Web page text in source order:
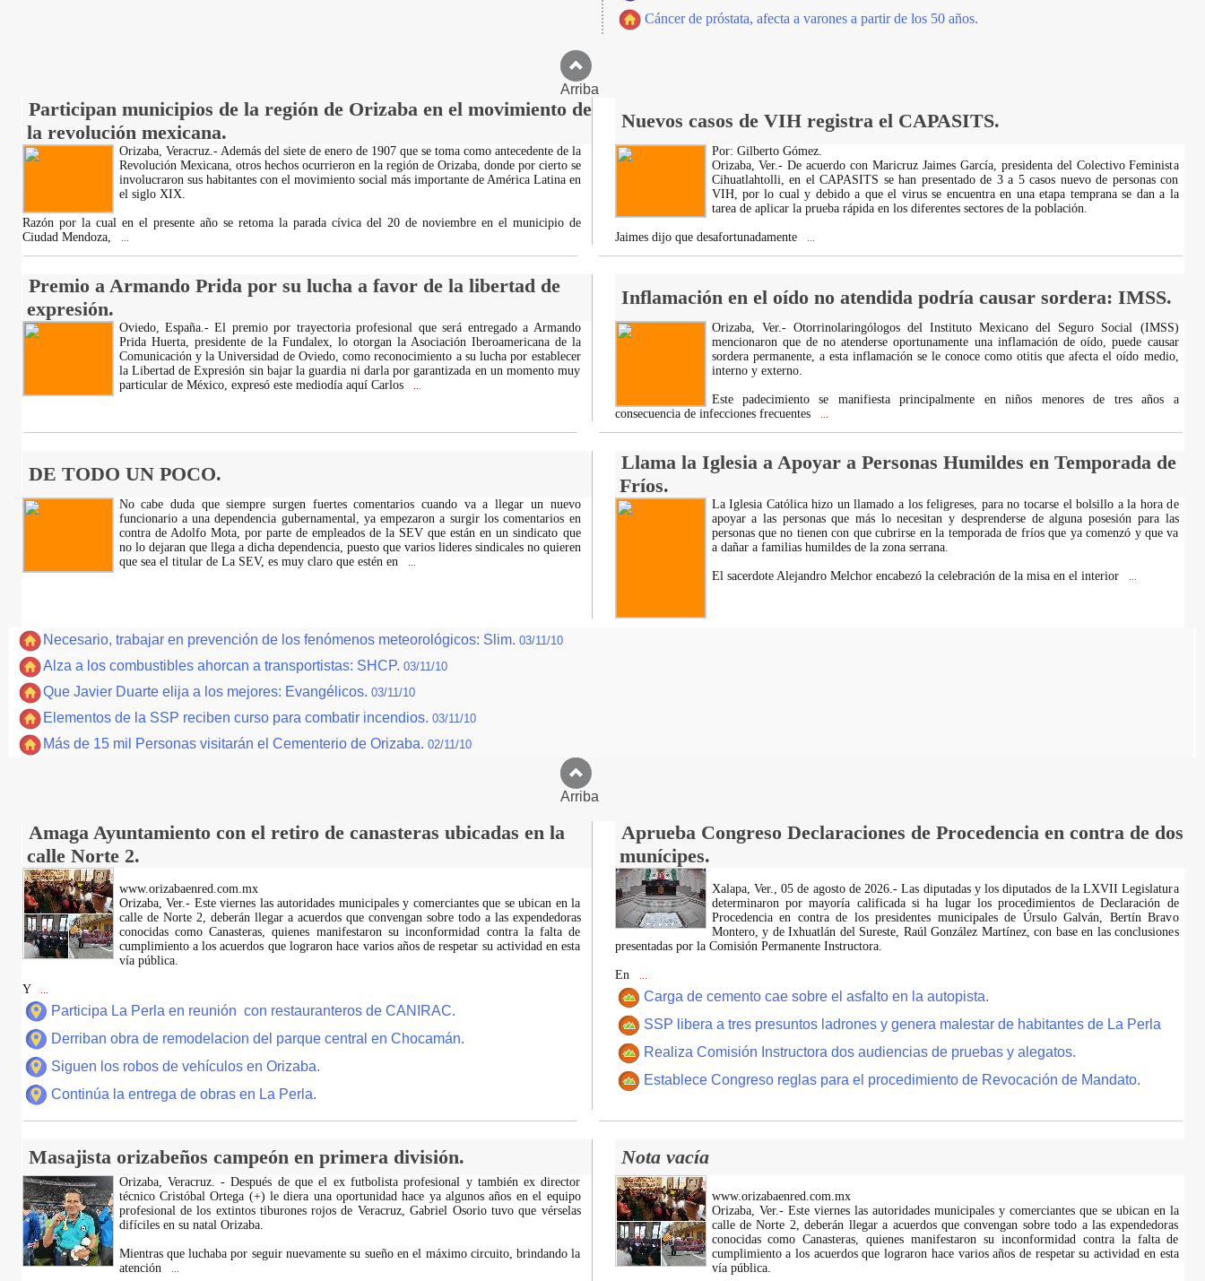
Cáncer de próstata, afecta a varones a partir de los 50 años.
Arriba
Participan municipios de la región de Orizaba en el movimiento de
la revolución mexicana.
Nuevos casos de VIH registra el CAPASITS.
Orizaba, Veracruz.- Además del siete de enero de 1907 que se toma como antecedente de la
Revolución Mexicana, otros hechos ocurrieron en la región de Orizaba, donde por cierto se
involucraron sus habitantes con el movimiento social más importante de América Latina en
el siglo XIX.
Razón por la cual en el presente año se retoma la parada cívica del 20 de noviembre en el municipio de
Ciudad Mendoza,
Por: Gilberto Gómez.
Orizaba, Ver.- De acuerdo con Maricruz Jaimes García, presidenta del Colectivo Feminista
Cihuatlahtolli, en el CAPASITS se han presentado de 3 a 5 casos nuevo de personas con
VIH, por lo cual y debido a que el virus se encuentra en una etapa temprana se dan a la
tarea de aplicar la prueba rápida en los diferentes sectores de la población.
Jaimes dijo que desafortunadamente
Premio a Armando Prida por su lucha a favor de la libertad de
expresión.
Inflamación en el oído no atendida podría causar sordera: IMSS.
Oviedo, España.- El premio por trayectoria profesional que será entregado a Armando
Prida Huerta, presidente de la Fundalex, lo otorgan la Asociación Iberoamericana de la
Comunicación y la Universidad de Oviedo, como reconocimiento a su lucha por establecer
la Libertad de Expresión sin bajar la guardia ni darla por garantizada en un momento muy
particular de México, expresó este mediodía aquí Carlos
Orizaba, Ver.- Otorrinolaringólogos del Instituto Mexicano del Seguro Social (IMSS)
mencionaron que de no atenderse oportunamente una inflamación de oído, puede causar
sordera permanente, a esta inflamación se le conoce como otitis que afecta el oído medio,
interno y externo.
Este padecimiento se manifiesta principalmente en niños menores de tres años a
consecuencia de infecciones frecuentes
DE TODO UN POCO.
Llama la Iglesia a Apoyar a Personas Humildes en Temporada de
Fríos.
No cabe duda que siempre surgen fuertes comentarios cuando va a llegar un nuevo
funcionario a una dependencia gubernamental, ya empezaron a surgir los comentarios en
contra de Adolfo Mota, por parte de empleados de la SEV que están en un sindicato que
no lo dejaran que llega a dicha dependencia, puesto que varios lideres sindicales no quieren
que sea el titular de La SEV, es muy claro que estén en
La Iglesia Católica hizo un llamado a los feligreses, para no tocarse el bolsillo a la hora de
apoyar a las personas que más lo necesitan y desprenderse de alguna posesión para las
personas que no tienen con que cubrirse en la temporada de fríos que ya comenzó y que va
a dañar a familias humildes de la zona serrana.
El sacerdote Alejandro Melchor encabezó la celebración de la misa en el interior
Necesario, trabajar en prevención de los fenómenos meteorológicos: Slim. 03/11/10
Alza a los combustibles ahorcan a transportistas: SHCP. 03/11/10
Que Javier Duarte elija a los mejores: Evangélicos. 03/11/10
Elementos de la SSP reciben curso para combatir incendios. 03/11/10
Más de 15 mil Personas visitarán el Cementerio de Orizaba. 02/11/10
Arriba
Amaga Ayuntamiento con el retiro de canasteras ubicadas en la
calle Norte 2.
Aprueba Congreso Declaraciones de Procedencia en contra de dos
munícipes.
www.orizabaenred.com.mx
Orizaba, Ver.- Este viernes las autoridades municipales y comerciantes que se ubican en la
calle de Norte 2, deberán llegar a acuerdos que convengan sobre todo a las expendedoras
conocidas como Canasteras, quienes manifestaron su inconformidad contra la falta de
cumplimiento a los acuerdos que lograron hace varios años de respetar su actividad en esta
vía pública.
Y
Participa La Perla en reunión con restauranteros de CANIRAC.
Derriban obra de remodelacion del parque central en Chocamán.
Siguen los robos de vehículos en Orizaba.
Continúa la entrega de obras en La Perla.
Xalapa, Ver., 05 de agosto de 2026.- Las diputadas y los diputados de la LXVII Legislatura
determinaron por mayoría calificada si ha lugar los procedimientos de Declaración de
Procedencia en contra de los presidentes municipales de Úrsulo Galván, Bertín Bravo
Montero, y de Ixhuatlán del Sureste, Raúl González Martínez, con base en las conclusiones
presentadas por la Comisión Permanente Instructora.
En
Carga de cemento cae sobre el asfalto en la autopista.
SSP libera a tres presuntos ladrones y genera malestar de habitantes de La Perla
Realiza Comisión Instructora dos audiencias de pruebas y alegatos.
Establece Congreso reglas para el procedimiento de Revocación de Mandato.
Masajista orizabeños campeón en primera división. Nota vacía
Orizaba, Veracruz. - Después de que el ex futbolista profesional y también ex director
técnico Cristóbal Ortega (+) le diera una oportunidad hace ya algunos años en el equipo
profesional de los extintos tiburones rojos de Veracruz, Gabriel Osorio tuvo que vérselas
difíciles en su natal Orizaba.
Mientras que luchaba por seguir nuevamente su sueño en el máximo circuito, brindando la
atención
www.orizabaenred.com.mx
Orizaba, Ver.- Este viernes las autoridades municipales y comerciantes que se ubican en la
calle de Norte 2, deberán llegar a acuerdos que convengan sobre todo a las expendedoras
conocidas como Canasteras, quienes manifestaron su inconformidad contra la falta de
cumplimiento a los acuerdos que lograron hace varios años de respetar su actividad en esta
vía pública.